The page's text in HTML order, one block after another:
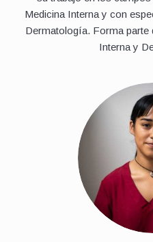
Medicina Interna y con
Dermatología. Forma parte
Interna y